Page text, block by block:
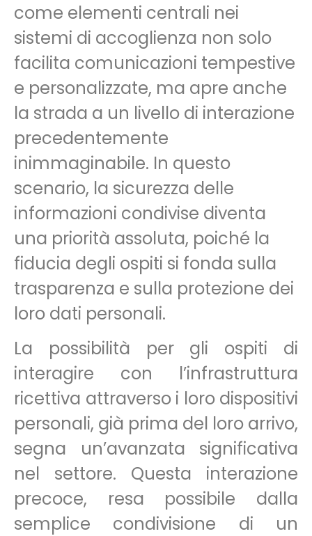
come elementi centrali nei
sistemi di accoglienza non solo
facilita comunicazioni tempestive
e personalizzate, ma apre anche
la strada a un livello di interazione
precedentemente
inimmaginabile. In questo
scenario, la sicurezza delle
informazioni condivise diventa
una priorità assoluta, poiché la
fiducia degli ospiti si fonda sulla
trasparenza e sulla protezione dei
loro dati personali.
La possibilità per gli ospiti di
interagire con l’infrastruttura
ricettiva attraverso i loro dispositivi
personali, già prima del loro arrivo,
segna un’avanzata significativa
nel settore. Questa interazione
precoce, resa possibile dalla
semplice condivisione di un